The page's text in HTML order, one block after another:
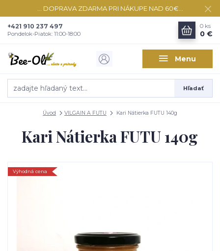
... DOPRAVA ZDARMA PRI NÁKUPE NAD 60€...
Menu
Hľadať
+421 910 237 497
Pondelok-Piatok: 11:00-18:00
0 ks
0 €
Úvod VILGAIN A FUTU Kari Nátierka FUTU 140g
Kari Nátierka FUTU 140g
Výhodná cena